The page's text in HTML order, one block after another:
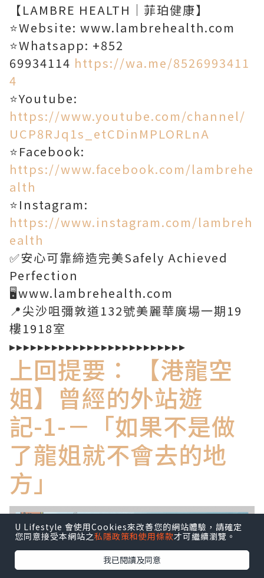
【LAMBRE HEALTH｜菲珀健康】
⭐Website: www.lambrehealth.com
⭐Whatsapp: +852
69934114 https://wa.me/8526993411
4
⭐Youtube:
https://www.youtube.com/channel/
UCP8RJq1s_etCDinMPLORLnA
⭐Facebook:
https://www.facebook.com/lambrehe
alth
⭐Instagram:
https://www.instagram.com/lambreh
ealth
✅安心可靠締造完美Safely Achieved
Perfection
🖥www.lambrehealth.com
📍尖沙咀彌敦道132號美麗華廣場一期19
樓1918室
▸▸▸▸▸▸▸▸▸▸▸▸▸▸▸▸▸▸▸▸▸▸▸▸▸
上回提要： 【港龍空
姐】曾經的外站遊
記-1-－「如果不是做
了龍姐就不會去的地
方」
U Lifestyle 會使用Cookies來改善您的網站體驗，請確定
您同意接受本網站之私隱政策和使用條款才可繼續瀏覽。
我已閱讀及同意